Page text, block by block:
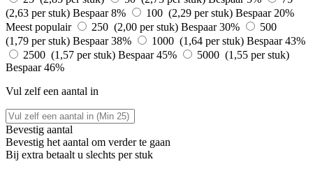
(2,63 per stuk) Bespaar 8% 100 (2,29 per stuk) Bespaar 20%
Meest populair
250 (2,00 per stuk) Bespaar 30%
500
(1,79 per stuk) Bespaar 38% 1000 (1,64 per stuk) Bespaar 43%
2500 (1,57 per stuk) Bespaar 45%
5000 (1,55 per stuk)
Bespaar 46%
Vul zelf een aantal in
Bevestig aantal
Bevestig het aantal om verder te gaan
Bij extra betaalt u slechts per stuk